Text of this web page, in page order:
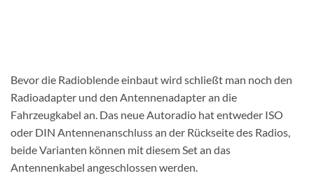
Bevor die Radioblende einbaut wird schließt man noch den
Radioadapter und den Antennenadapter an die
Fahrzeugkabel an. Das neue Autoradio hat entweder ISO
oder DIN Antennenanschluss an der Rückseite des Radios,
beide Varianten können mit diesem Set an das
Antennenkabel angeschlossen werden.